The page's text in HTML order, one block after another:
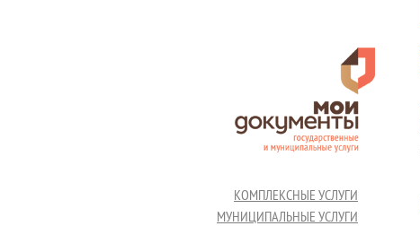
КОМПЛЕКСНЫЕ УСЛУГИ
МУНИЦИПАЛЬНЫЕ УСЛУГИ